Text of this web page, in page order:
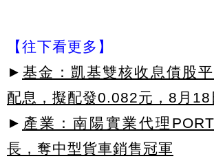
【往下看更多】
► 基金：凱基雙核收息債股
配息，擬配發0.082元，8月18
► 產業：南陽實業代理
長，奪中型貨車銷售冠軍